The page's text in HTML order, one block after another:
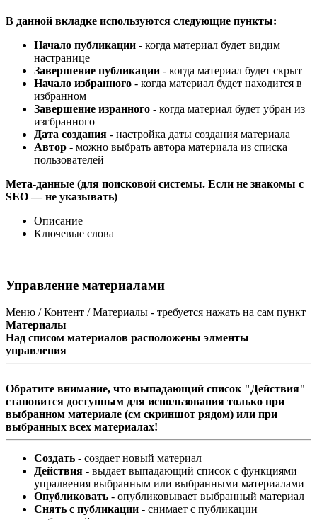
В данной вкладке используются следующие пункты:
Начало публикации - когда материал будет видим
настранице
Завершение публикации - когда материал будет скрыт
Начало избранного - когда материал будет находится в
избранном
Завершение изранного - когда материал будет убран из
изгбранного
Дата создания - настройка даты создания материала
Автор - можно выбрать автора материала из списка
пользователей
Мета-данные (для поисковой системы. Если не знакомы с
SEO — не указывать)
Описание
Ключевые слова
Управление материалами
Меню / Контент / Материалы - требуется нажать на сам пункт
Материалы
Над списом материалов расположены элменты
управления
Обратите внимание, что выпадающий список "Действия"
становится доступным для использования только при
выбранном материале (см скриншот рядом) или при
выбранных всех материалах!
Создать - создает новый материал
Действия - выдает выпадающий список с функциями
упралвения выбранным или выбранными материалами
Опубликовать - опубликовывает выбранный материал
Снять с публикации - снимает с публикации